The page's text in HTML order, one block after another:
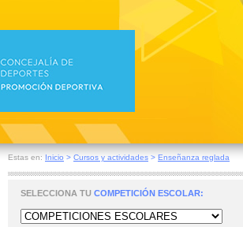
Estas en: Inicio > Cursos y actividades > Enseñanza reglada
SELECCIONA TU COMPETICIÓN ESCOLAR: